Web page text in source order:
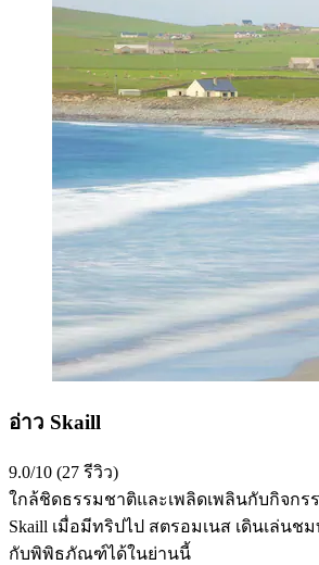
อ่าว Skaill
9.0/10 (27 รีวิว)
ใกล้ชิดธรรมชาติและเพลิดเพลินกับกิจกร
Skaill เมื่อมีทริปไป สตรอมเนส เดินเล่นช
กับพิพิธภัณฑ์ได้ในย่านนี้